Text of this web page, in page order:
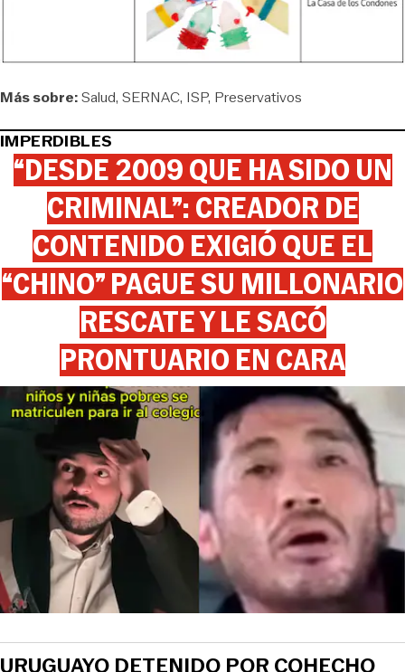
Más sobre:Salud SERNAC ISP Preservativos
IMPERDIBLES
“DESDE 2009 QUE HA SIDO UN
CRIMINAL”: CREADOR DE
CONTENIDO EXIGIÓ QUE EL
“CHINO” PAGUE SU MILLONARIO
RESCATE Y LE SACÓ
PRONTUARIO EN CARA
URUGUAYO DETENIDO POR COHECHO